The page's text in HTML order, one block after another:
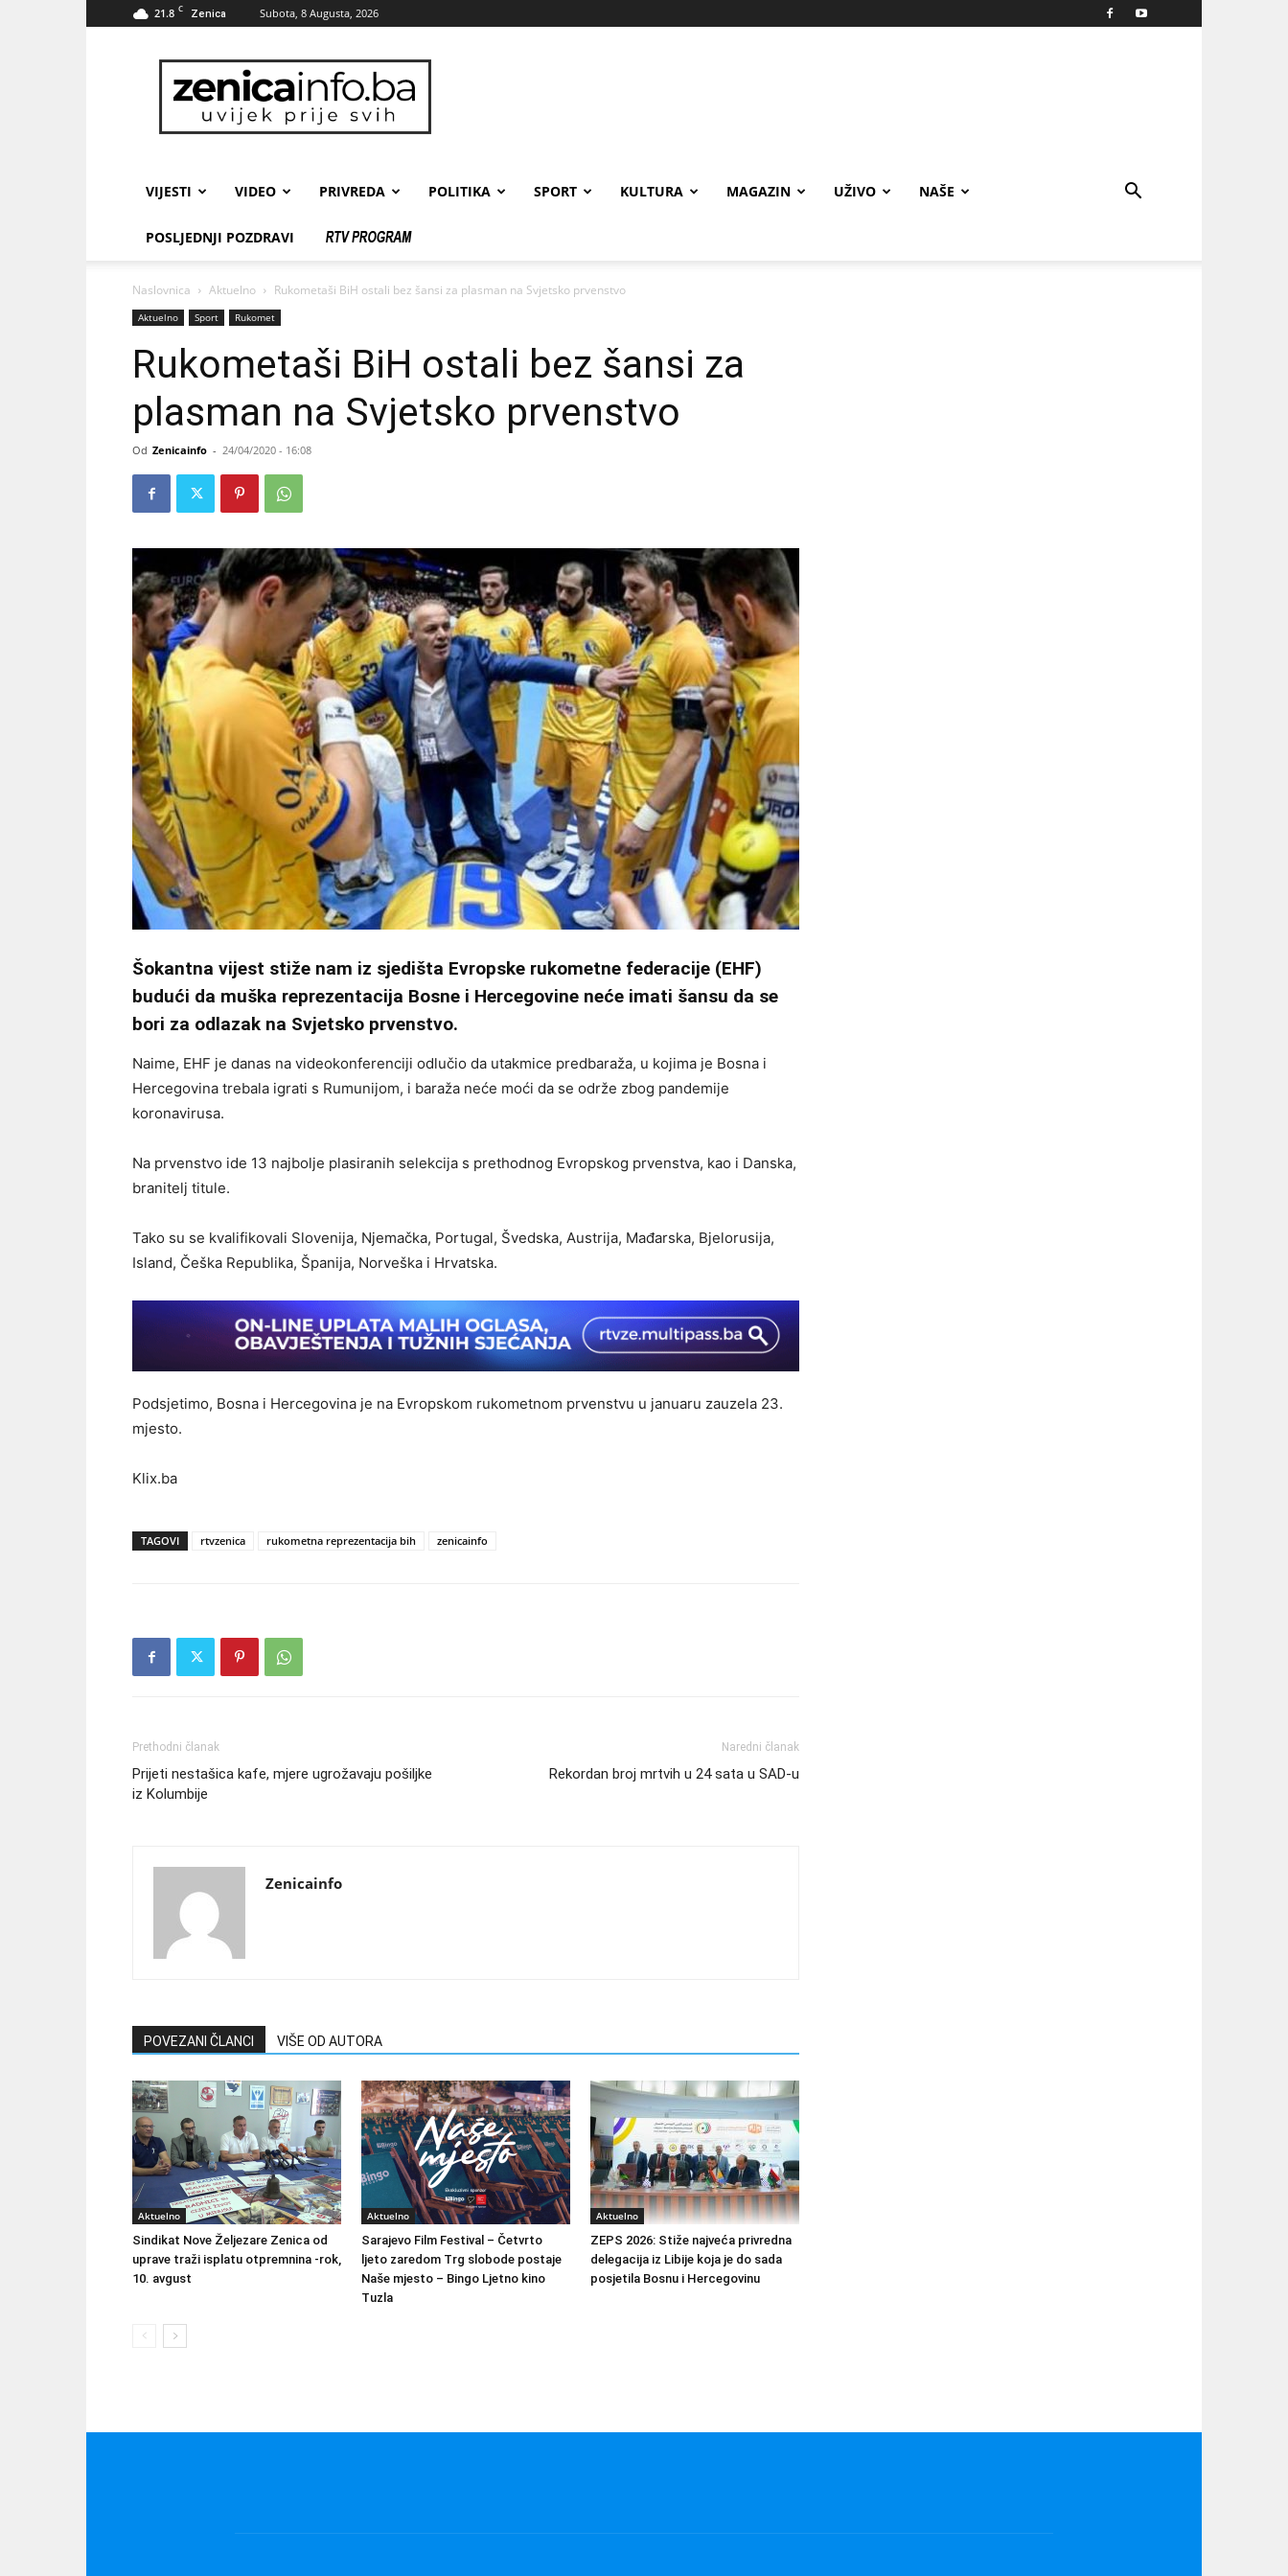
21.8 C Zenica Subota, 8 Augusta, 2026
zenicainfo.ba
VIJESTI VIDEO PRIVREDA POLITIKA SPORT KULTURA MAGAZIN UŽIVO NAŠE
POSLJEDNJI POZDRAVI
Naslovnica Aktuelno Rukometaši BiH ostali bez šansi za plasman na Svjetsko prvenstvo
Aktuelno Sport Rukomet
Rukometaši BiH ostali bez šansi za
plasman na Svjetsko prvenstvo
Od Zenicainfo - 24/04/2020 - 16:08
Šokantna vijest stiže nam iz sjedišta Evropske rukometne federacije (EHF)
budući da muška reprezentacija Bosne i Hercegovine neće imati šansu da se
bori za odlazak na Svjetsko prvenstvo.
Naime, EHF je danas na videokonferenciji odlučio da utakmice predbaraža, u kojima je Bosna i
Hercegovina trebala igrati s Rumunijom, i baraža neće moći da se održe zbog pandemije
koronavirusa.
Na prvenstvo ide 13 najbolje plasiranih selekcija s prethodnog Evropskog prvenstva, kao i Danska,
branitelj titule.
Tako su se kvalifikovali Slovenija, Njemačka, Portugal, Švedska, Austrija, Mađarska, Bjelorusija,
Island, Češka Republika, Španija, Norveška i Hrvatska.
Podsjetimo, Bosna i Hercegovina je na Evropskom rukometnom prvenstvu u januaru zauzela 23.
mjesto.
Klix.ba
TAGOVI rtvzenica rukometna reprezentacija bih zenicainfo
Prethodni članak
Prijeti nestašica kafe, mjere ugrožavaju pošiljke
iz Kolumbije
Naredni članak
Rekordan broj mrtvih u 24 sata u SAD-u
Zenicainfo
POVEZANI ČLANCI VIŠE OD AUTORA
Aktuelno
Sindikat Nove Željezare Zenica od
uprave traži isplatu otpremnina -rok,
10. avgust
Aktuelno
Sarajevo Film Festival – Četvrto
ljeto zaredom Trg slobode postaje
Naše mjesto – Bingo Ljetno kino
Tuzla
Aktuelno
ZEPS 2026: Stiže najveća privredna
delegacija iz Libije koja je do sada
posjetila Bosnu i Hercegovinu